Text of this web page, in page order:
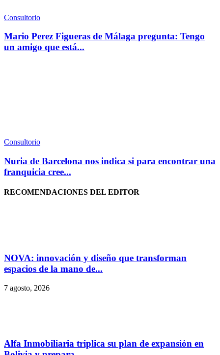
Consultorio
Mario Perez Figueras de Málaga pregunta: Tengo
un amigo que está...
Consultorio
Nuria de Barcelona nos indica si para encontrar una
franquicia cree...
RECOMENDACIONES DEL EDITOR
NOVA: innovación y diseño que transforman
espacios de la mano de...
7 agosto, 2026
Alfa Inmobiliaria triplica su plan de expansión en